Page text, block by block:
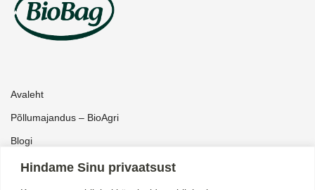
Hindame Sinu privaatsust
Avaleht
Põllumajandus – BioAgri
Blogi
Pood
Kataloog ärikliendile